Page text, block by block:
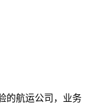
的航运公司，业务